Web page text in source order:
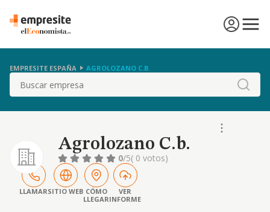
EMPRESITE ESPAÑA AGROLOZANO C.B.
Buscar
Agrolozano C.b.
0/5( 0 votos)
LLAMARSITIO WEB CÓMO
LLEGAR
VER
INFORME